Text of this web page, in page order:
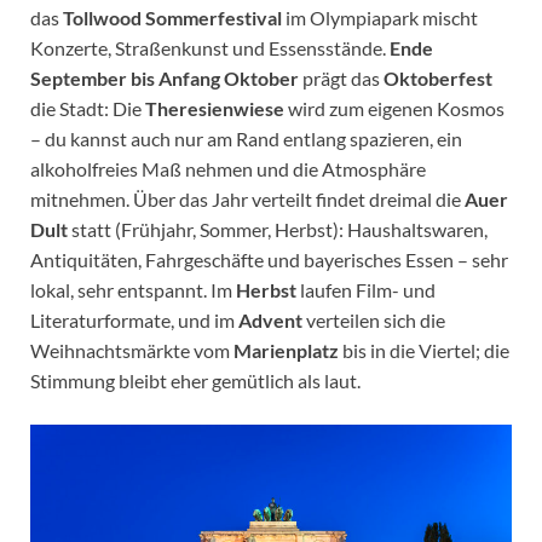
dasTollwood Sommerfestival im Olympiapark mischt
Konzerte, Straßenkunst und Essensstände. Ende
September bis Anfang Oktober prägt dasOktoberfest
die Stadt: DieTheresienwiese wird zum eigenen Kosmos
– du kannst auch nur am Rand entlang spazieren, ein
alkoholfreies Maß nehmen und die Atmosphäre
mitnehmen. Über das Jahr verteilt findet dreimal die Auer
Dultstatt (Frühjahr, Sommer, Herbst): Haushaltswaren,
Antiquitäten, Fahrgeschäfte und bayerisches Essen – sehr
lokal, sehr entspannt. Im Herbst laufen Film- und
Literaturformate, und im Adventverteilen sich die
Weihnachtsmärkte vom Marienplatz bis in die Viertel; die
Stimmung bleibt eher gemütlich als laut.